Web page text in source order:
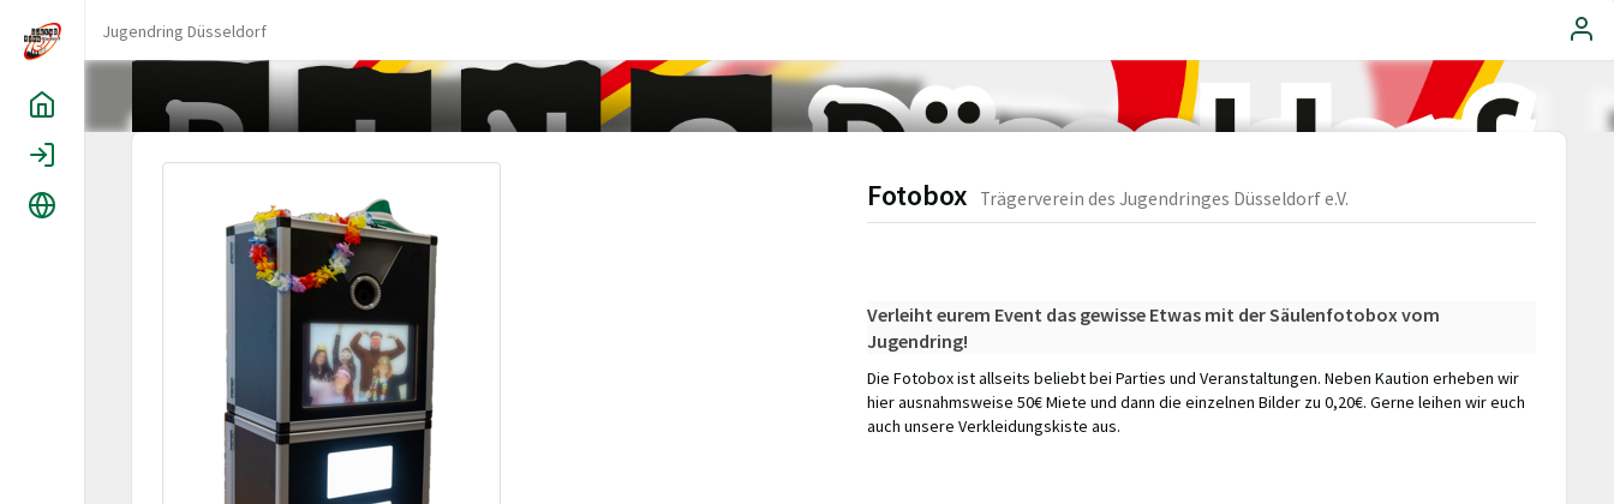
Jugendring Düsseldorf
Fotobox Trägerverein des Jugendringes Düsseldorf e.V.
Verleiht eurem Event das gewisse Etwas mit der Säulenfotobox vom
Jugendring!
Die Fotobox ist allseits beliebt bei Parties und Veranstaltungen. Neben Kaution erheben wir
hier ausnahmsweise 50€ Miete und dann die einzelnen Bilder zu 0,20€. Gerne leihen wir euch
auch unsere Verkleidungskiste aus.